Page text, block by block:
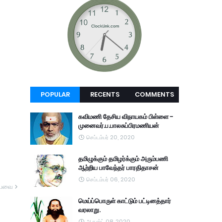
POPULAR RECENTS COMMENTS
கவிமணி தேசிய விநாயகம் பிள்ளை -
முனைவர்.ப.பாலசுப்பிரமணியன்
செப்டம்பர் 20, 2020
தமிழுக்கும் தமிழர்க்கும் அரும்பணி
ஆற்றிய பாவேந்தர் பாரதிதாசன்
செப்டம்பர் 06, 2020
மெய்ப்பொருள் காட்டும் பட்டினத்தார்
வரலாறு.